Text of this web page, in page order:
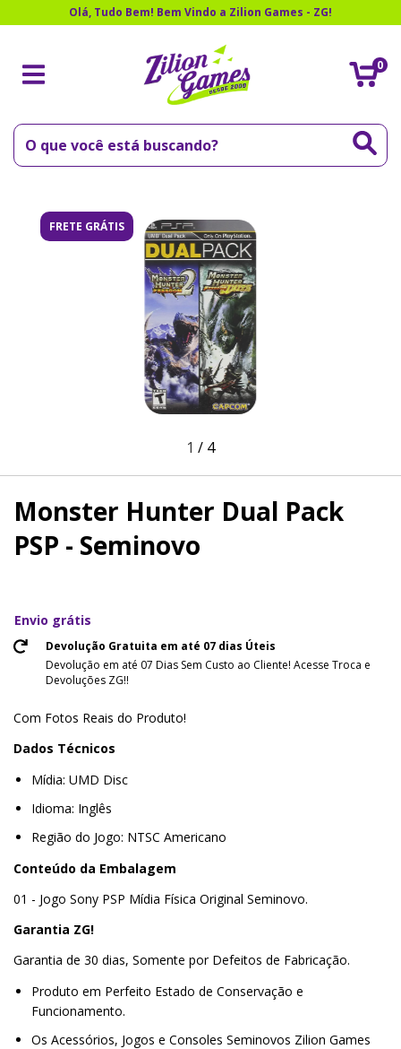
Olá, Tudo Bem! Bem Vindo a Zilion Games - ZG!
0
FRETE GRÁTIS
1 / 4
Monster Hunter Dual Pack
PSP - Seminovo
Envio grátis
Devolução Gratuita em até 07 dias Úteis
Devolução em até 07 Dias Sem Custo ao Cliente! Acesse Troca e
Devoluções ZG!!
Com Fotos Reais do Produto!
Dados Técnicos
Mídia: UMD Disc
Idioma: Inglês
Região do Jogo: NTSC Americano
Conteúdo da Embalagem
01 - Jogo Sony PSP Mídia Física Original Seminovo.
Garantia ZG!
Garantia de 30 dias, Somente por Defeitos de Fabricação.
Produto em Perfeito Estado de Conservação e
Funcionamento.
Os Acessórios, Jogos e Consoles Seminovos Zilion Games